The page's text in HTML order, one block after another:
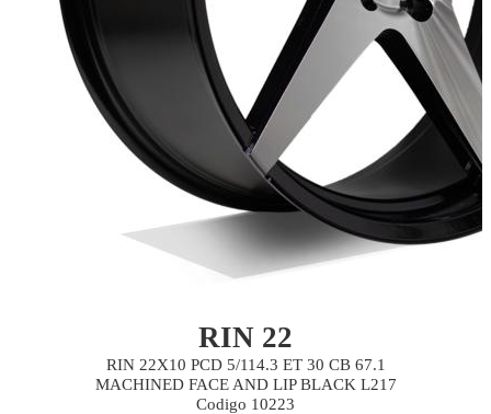
RIN 22
RIN 22X10 PCD 5/114.3 ET 30 CB 67.1
MACHINED FACE AND LIP BLACK L217
Codigo 10223